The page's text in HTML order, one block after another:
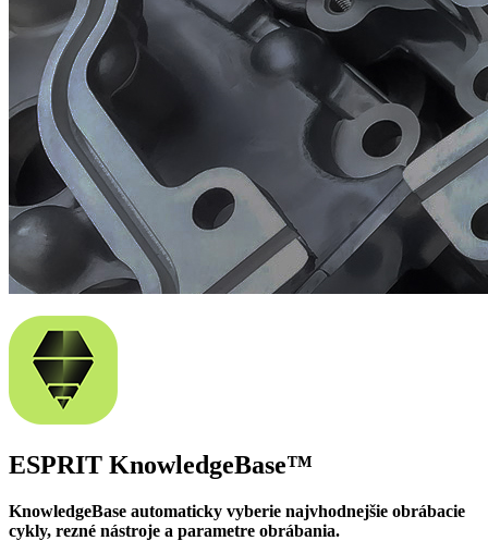
ESPRIT KnowledgeBase™
KnowledgeBase automaticky vyberie najvhodnejšie obrábacie
cykly, rezné nástroje a parametre obrábania.